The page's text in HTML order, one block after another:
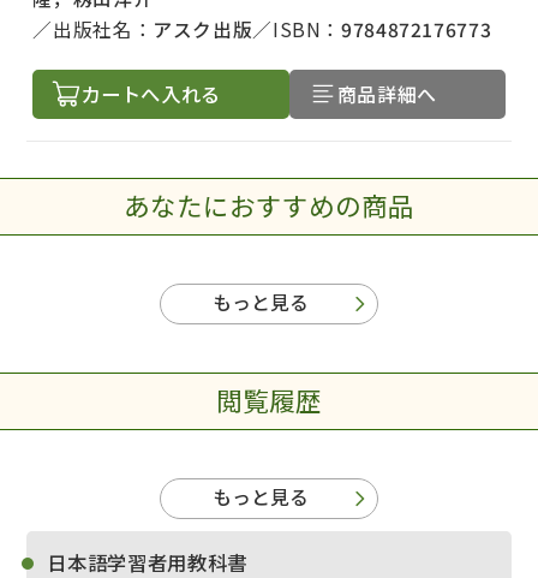
著者名で絞り込む
絞り込む
出版社名： アスク出版 ISBN：9784872176773
カートへ入れる 商品詳細へ
あなたにおすすめの商品
もっと見る
閲覧履歴
もっと見る
日本語学習者用教科書